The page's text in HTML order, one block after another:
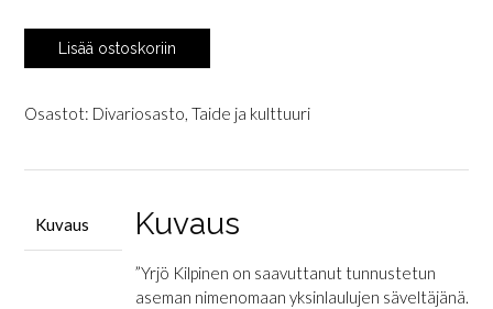
Karila,
Tauno:
Kilpinen
Lisää ostoskoriin
Osastot: Divariosasto, Taide ja kulttuuri
Kuvaus Kuvaus
”Yrjö Kilpinen on saavuttanut tunnustetun
aseman nimenomaan yksinlaulujen säveltäjänä.